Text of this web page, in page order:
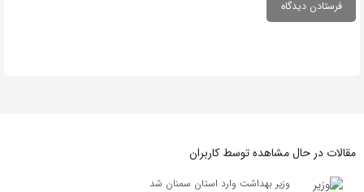
مقالات در حال مشاهده توسط کاربران
وزیر بهداشت وارد استان سمنان شد